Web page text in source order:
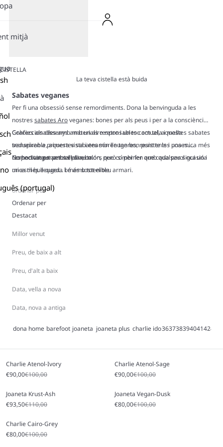
mitjà
(portugal)
CISTELLA
La teva cistella està buida
Sabates veganes
Per fi una obsessió sense remordiments. Dona la benvinguda a les
nostressabates Aroveganes: bones per als peus i per a la consciència.
Confeccionades amb materials responsables com tela i malla
transpirable, aquestes sabates són lleugeres, resistents i una mica més
respectuoses amb el planeta.
Gràcies als dissenys amb un aire retro i un toc actual, aquestes sabates
sedueixen a primera vista i enamoren tan bon punt te les poses.
Comoditat per a tot el dia, colors que combinen amb qualsevol ocasió i
un estil que queda bé amb tot el teu armari.
No han vingut per salvar el món, però sí per fer que cada pas sigui una
mica més lleuger… i més sostenible.
ordenar per
Ordenar per
Destacat
Millor venut
Preu, de baix a alt
Preu, d'alt a baix
Data, vella a nova
Data, nova a antiga
dona home barefoot joaneta joaneta plus charlie ido3637383940414243
Charlie Atenol-Ivory
Sale price
€90,00Regular price
€100,00
Charlie Atenol-Sage
Sale price
€90,00Regular price
€100,00
Joaneta Krust-Ash
Sale price
€93,50Regular price
€110,00
Joaneta Vegan-Dusk
Sale price
€80,00Regular price
€100,00
Charlie Cairo-Grey
Sale price
€80,00Regular price
€100,00